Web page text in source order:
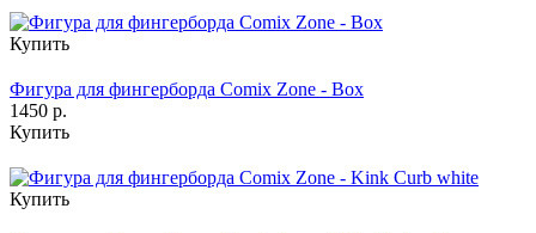
Купить
Фигура для фингерборда Comix Zone - Box
1450 р.
Купить
Купить